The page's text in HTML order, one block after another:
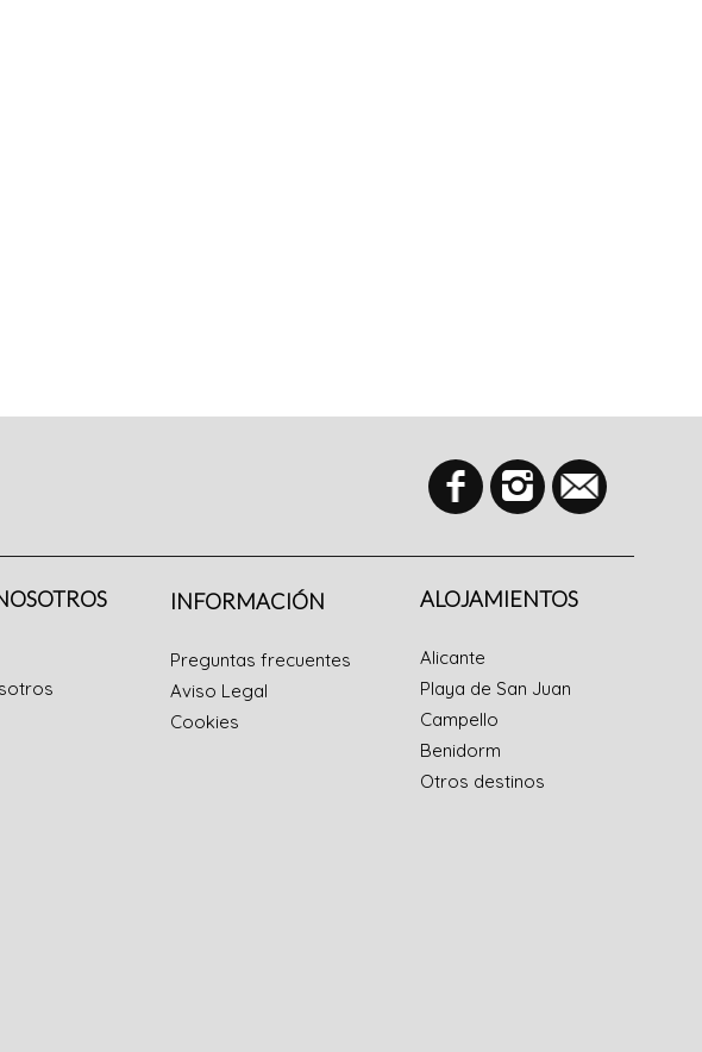
INFORMACIÓN
Preguntas frecuentes
Aviso Legal
Cookies
ALOJAMIENTOS
Alicante
Playa de San Juan
Campello
Benidorm
Otros destinos